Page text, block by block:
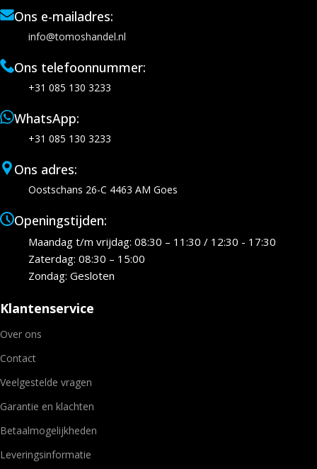
Ons e-mailadres:
info@tomoshandel.nl
Ons telefoonnummer:
+31 085 130 3233
WhatsApp:
+31 085 130 3233
Ons adres:
Oostschans 26-C 4463 AM Goes
Openingstijden:
Maandag t/m vrijdag: 08:30 – 11:30 / 12:30 - 17:30
Zaterdag: 08:30 – 15:00
Zondag: Gesloten
Klantenservice
Over ons
Contact
Veelgestelde vragen
Garantie en klachten
Betaalmogelijkheden
Leveringsinformatie